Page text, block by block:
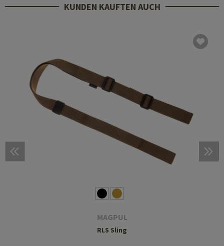
KUNDEN KAUFTEN AUCH
MAGPUL
RLS Sling